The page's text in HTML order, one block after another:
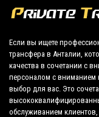
Если вы ищете
трансфера в Анталии,
качества в сочетании с
персоналом с вниманием
выбор для вас. Это
обслуживанием